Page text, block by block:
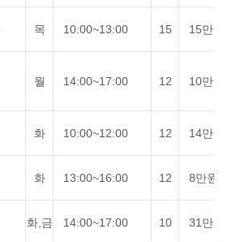
목 10:00~13:00 15 15만원
월 14:00~17:00 12 10만원
화 10:00~12:00 12 14만원
화 13:00~16:00 12 8만원
화,금 14:00~17:00 10 31만원